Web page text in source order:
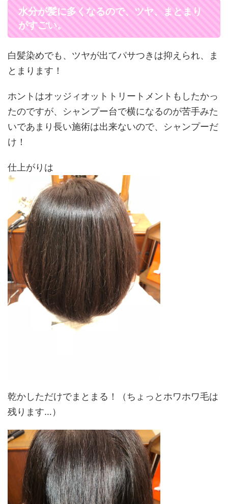
水分が髪に多くなるので、ツヤ、まとまり
がすごい。
白髪染めでも、ツヤが出てパサつきは抑えられ、ま
とまります！
ホントはオッジィオットトリートメントもしたかっ
たのですが、シャンプー台で横になるのが苦手みた
いであまり長い施術は出来ないので、シャンプーだ
け！
仕上がりは
乾かしただけでまとまる！（ちょっとホワホワ毛は
残ります…）